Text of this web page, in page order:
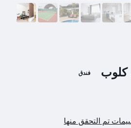
كلوب فندق